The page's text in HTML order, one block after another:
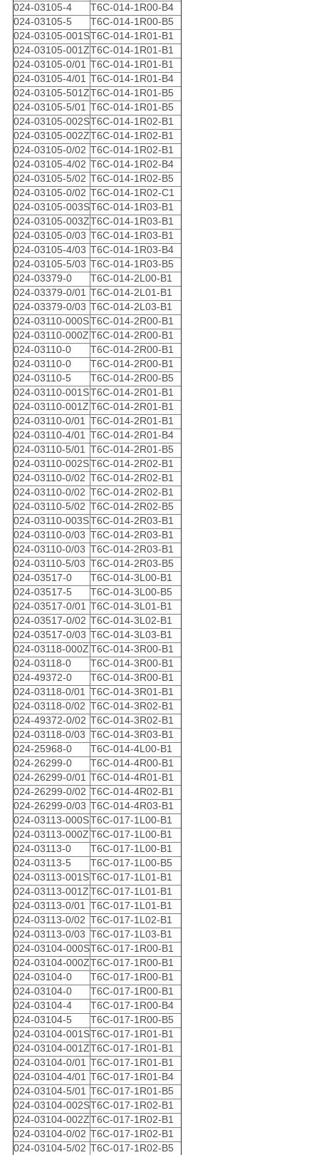
024-03105-4
T6C-014-1R00-B4
024-03105-5
T6C-014-1R00-B5
024-03105-001ST6C-014-1R01-B1
024-03105-001ZT6C-014-1R01-B1
024-03105-0/01 T6C-014-1R01-B1
024-03105-4/01 T6C-014-1R01-B4
024-03105-501ZT6C-014-1R01-B5
024-03105-5/01 T6C-014-1R01-B5
024-03105-002ST6C-014-1R02-B1
024-03105-002ZT6C-014-1R02-B1
024-03105-0/02 T6C-014-1R02-B1
024-03105-4/02 T6C-014-1R02-B4
024-03105-5/02 T6C-014-1R02-B5
024-03105-0/02 T6C-014-1R02-C1
024-03105-003ST6C-014-1R03-B1
024-03105-003ZT6C-014-1R03-B1
024-03105-0/03 T6C-014-1R03-B1
024-03105-4/03 T6C-014-1R03-B4
024-03105-5/03 T6C-014-1R03-B5
024-03379-0
T6C-014-2L00-B1
024-03379-0/01 T6C-014-2L01-B1
024-03379-0/03 T6C-014-2L03-B1
024-03110-000ST6C-014-2R00-B1
024-03110-000ZT6C-014-2R00-B1
024-03110-0
T6C-014-2R00-B1
024-03110-0
T6C-014-2R00-B1
024-03110-5
T6C-014-2R00-B5
024-03110-001ST6C-014-2R01-B1
024-03110-001ZT6C-014-2R01-B1
024-03110-0/01
T6C-014-2R01-B1
024-03110-4/01
T6C-014-2R01-B4
024-03110-5/01
T6C-014-2R01-B5
024-03110-002ST6C-014-2R02-B1
024-03110-0/02 T6C-014-2R02-B1
024-03110-0/02 T6C-014-2R02-B1
024-03110-5/02 T6C-014-2R02-B5
024-03110-003ST6C-014-2R03-B1
024-03110-0/03 T6C-014-2R03-B1
024-03110-0/03 T6C-014-2R03-B1
024-03110-5/03 T6C-014-2R03-B5
024-03517-0
T6C-014-3L00-B1
024-03517-5
T6C-014-3L00-B5
024-03517-0/01 T6C-014-3L01-B1
024-03517-0/02 T6C-014-3L02-B1
024-03517-0/03 T6C-014-3L03-B1
024-03118-000ZT6C-014-3R00-B1
024-03118-0
T6C-014-3R00-B1
024-49372-0
T6C-014-3R00-B1
024-03118-0/01
T6C-014-3R01-B1
024-03118-0/02 T6C-014-3R02-B1
024-49372-0/02 T6C-014-3R02-B1
024-03118-0/03 T6C-014-3R03-B1
024-25968-0
T6C-014-4L00-B1
024-26299-0
T6C-014-4R00-B1
024-26299-0/01 T6C-014-4R01-B1
024-26299-0/02 T6C-014-4R02-B1
024-26299-0/03 T6C-014-4R03-B1
024-03113-000ST6C-017-1L00-B1
024-03113-000ZT6C-017-1L00-B1
024-03113-0
T6C-017-1L00-B1
024-03113-5
T6C-017-1L00-B5
024-03113-001ST6C-017-1L01-B1
024-03113-001ZT6C-017-1L01-B1
024-03113-0/01
T6C-017-1L01-B1
024-03113-0/02 T6C-017-1L02-B1
024-03113-0/03 T6C-017-1L03-B1
024-03104-000ST6C-017-1R00-B1
024-03104-000ZT6C-017-1R00-B1
024-03104-0
T6C-017-1R00-B1
024-03104-0
T6C-017-1R00-B1
024-03104-4
T6C-017-1R00-B4
024-03104-5
T6C-017-1R00-B5
024-03104-001ST6C-017-1R01-B1
024-03104-001ZT6C-017-1R01-B1
024-03104-0/01 T6C-017-1R01-B1
024-03104-4/01 T6C-017-1R01-B4
024-03104-5/01 T6C-017-1R01-B5
024-03104-002ST6C-017-1R02-B1
024-03104-002ZT6C-017-1R02-B1
024-03104-0/02 T6C-017-1R02-B1
024-03104-5/02 T6C-017-1R02-B5